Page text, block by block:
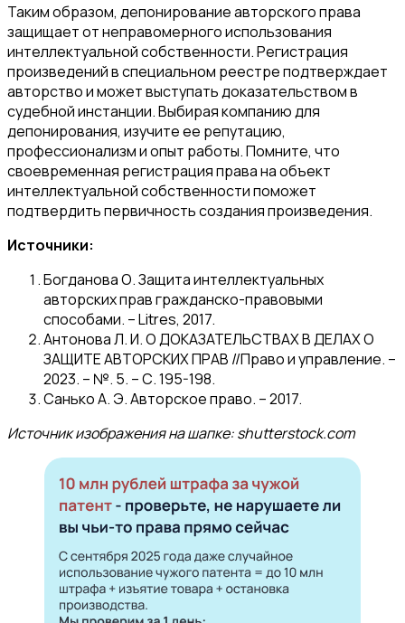
Таким образом, депонирование авторского права
защищает от неправомерного использования
интеллектуальной собственности. Регистрация
произведений в специальном реестре подтверждает
авторство и может выступать доказательством в
судебной инстанции. Выбирая компанию для
депонирования, изучите ее репутацию,
профессионализм и опыт работы. Помните, что
своевременная регистрация права на объект
интеллектуальной собственности поможет
подтвердить первичность создания произведения.
Источники:
Богданова О. Защита интеллектуальных
авторских прав гражданско-правовыми
способами. – Litres, 2017.
Антонова Л. И. О ДОКАЗАТЕЛЬСТВАХ В ДЕЛАХ О
ЗАЩИТЕ АВТОРСКИХ ПРАВ //Право и управление. –
2023. – №. 5. – С. 195-198.
Санько А. Э. Авторское право. – 2017.
Источник изображения на шапке: shutterstock.com